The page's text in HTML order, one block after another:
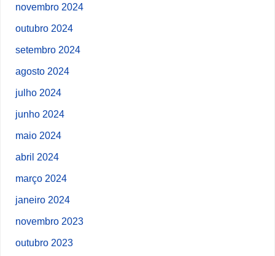
novembro 2024
outubro 2024
setembro 2024
agosto 2024
julho 2024
junho 2024
maio 2024
abril 2024
março 2024
janeiro 2024
novembro 2023
outubro 2023